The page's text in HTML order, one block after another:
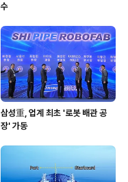
수
삼성重, 업계 최초 '로봇 배관 공
장' 가동